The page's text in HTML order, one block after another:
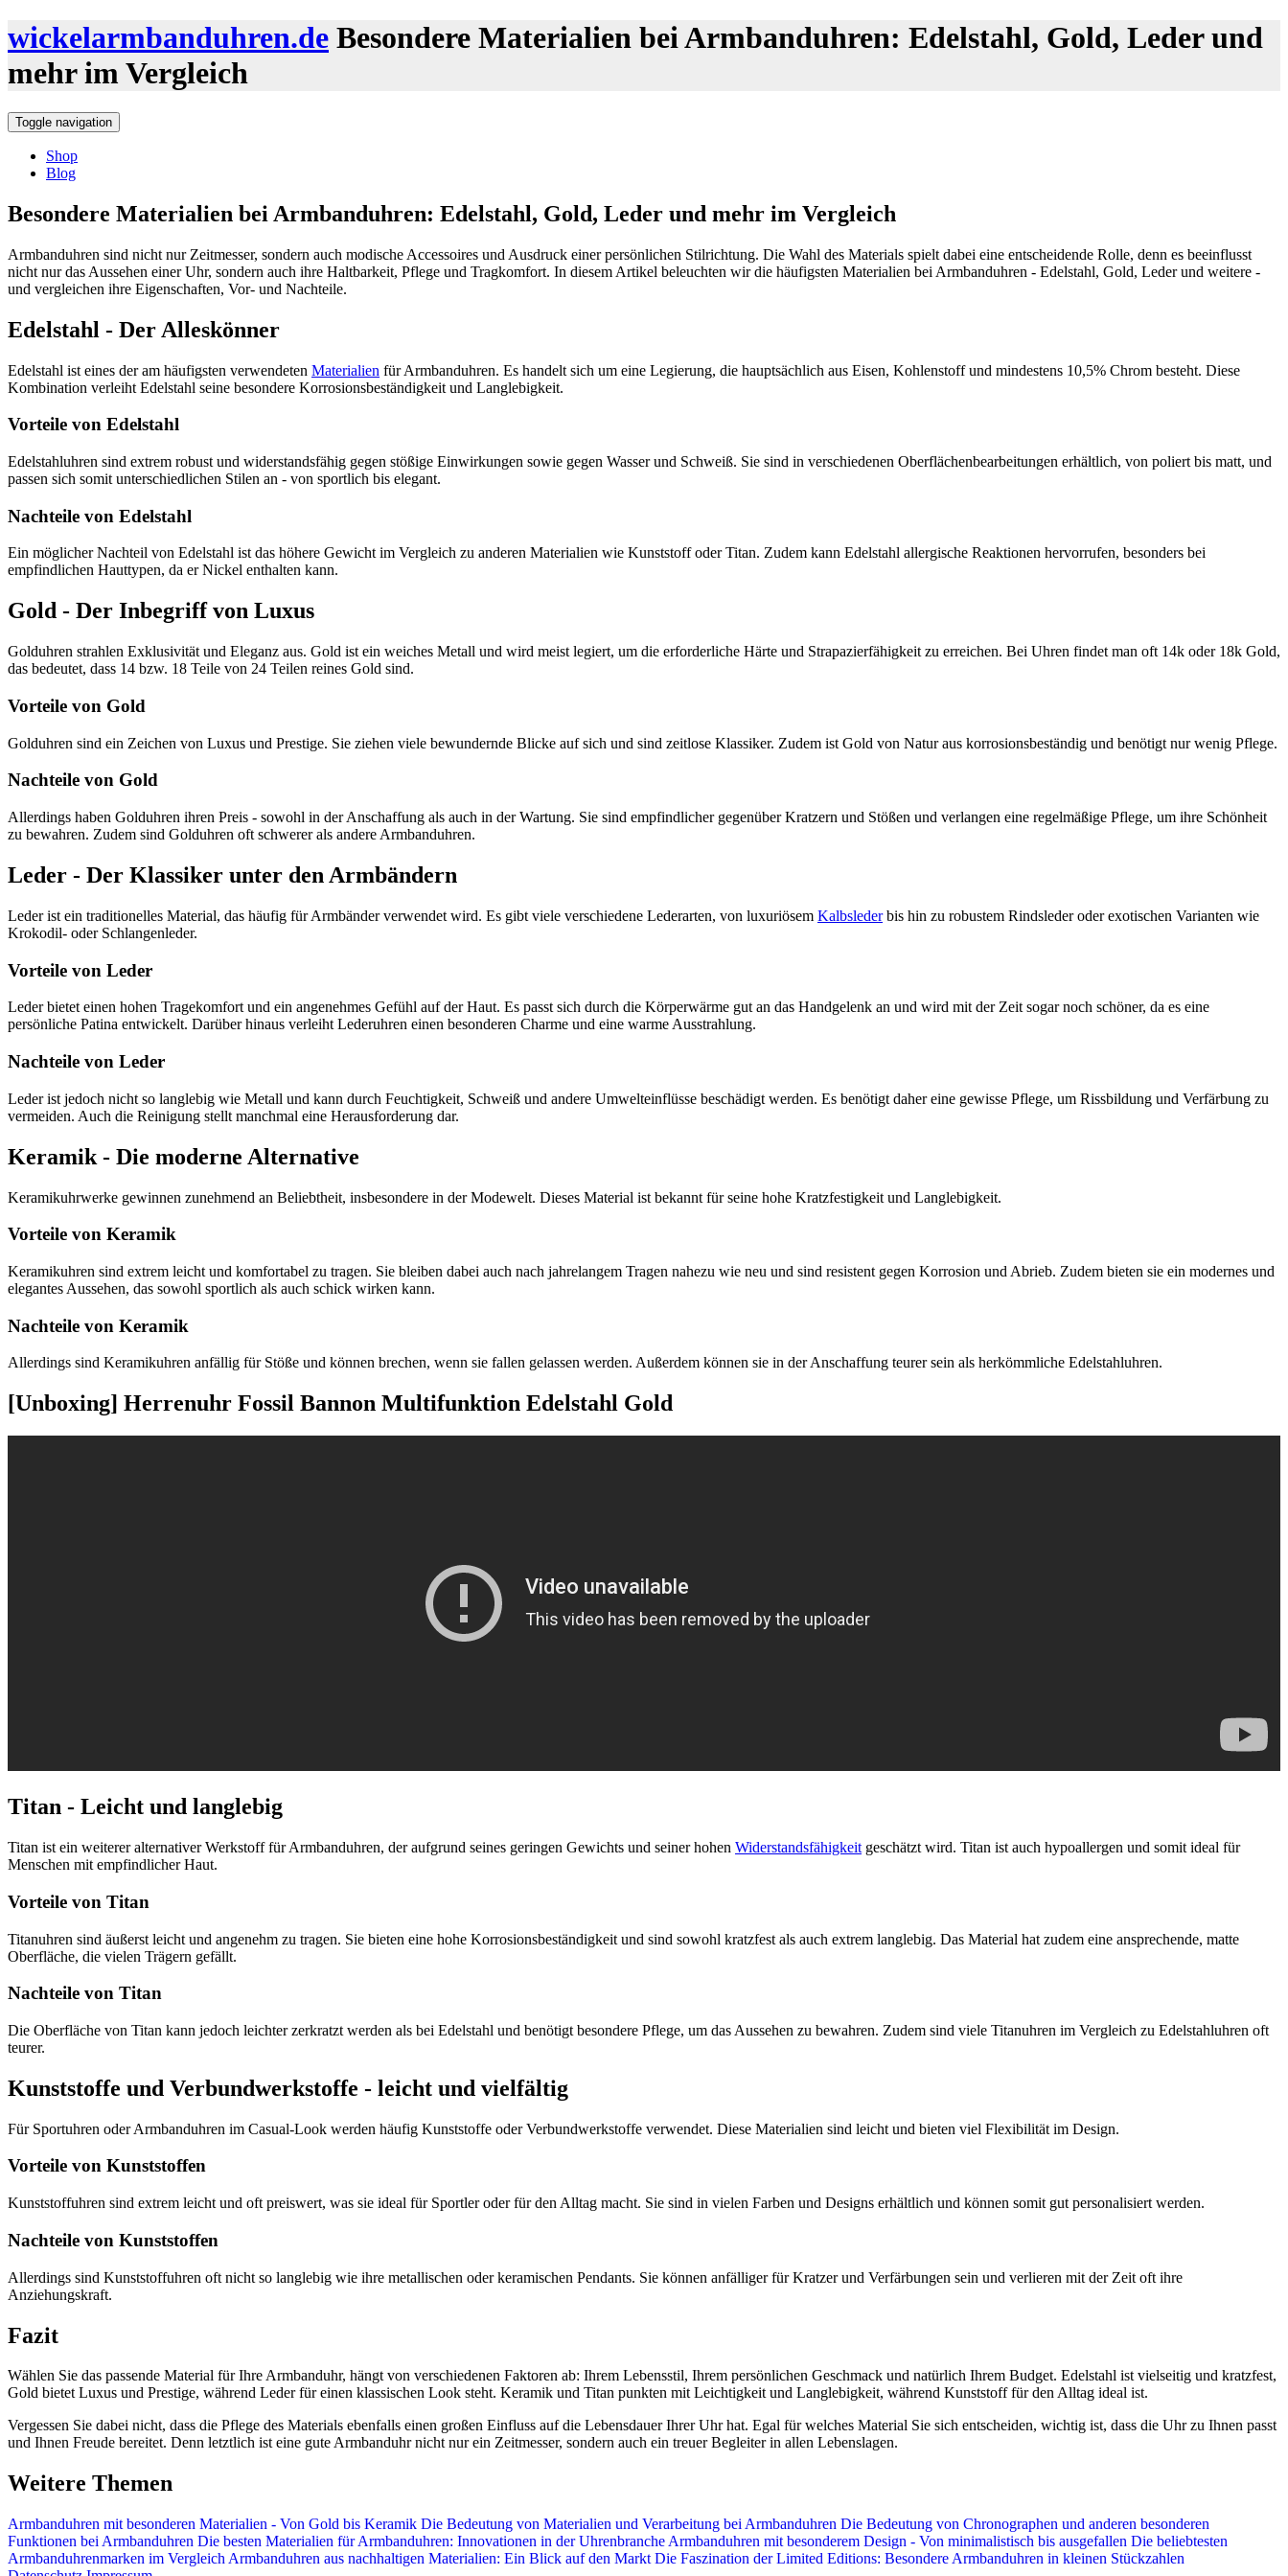
wickelarmbanduhren.de Besondere Materialien bei Armbanduhren: Edelstahl, Gold, Leder und
mehr im Vergleich
Toggle navigation
Shop
Blog
Besondere Materialien bei Armbanduhren: Edelstahl, Gold, Leder und mehr im Vergleich
Armbanduhren sind nicht nur Zeitmesser, sondern auch modische Accessoires und Ausdruck einer persönlichen Stilrichtung. Die Wahl des Materials spielt dabei eine entscheidende Rolle, denn es beeinflusst
nicht nur das Aussehen einer Uhr, sondern auch ihre Haltbarkeit, Pflege und Tragkomfort. In diesem Artikel beleuchten wir die häufigsten Materialien bei Armbanduhren - Edelstahl, Gold, Leder und weitere -
und vergleichen ihre Eigenschaften, Vor- und Nachteile.
Edelstahl - Der Alleskönner
Edelstahl ist eines der am häufigsten verwendeten Materialien für Armbanduhren. Es handelt sich um eine Legierung, die hauptsächlich aus Eisen, Kohlenstoff und mindestens 10,5% Chrom besteht. Diese
Kombination verleiht Edelstahl seine besondere Korrosionsbeständigkeit und Langlebigkeit.
Vorteile von Edelstahl
Edelstahluhren sind extrem robust und widerstandsfähig gegen stößige Einwirkungen sowie gegen Wasser und Schweiß. Sie sind in verschiedenen Oberflächenbearbeitungen erhältlich, von poliert bis matt, und
passen sich somit unterschiedlichen Stilen an - von sportlich bis elegant.
Nachteile von Edelstahl
Ein möglicher Nachteil von Edelstahl ist das höhere Gewicht im Vergleich zu anderen Materialien wie Kunststoff oder Titan. Zudem kann Edelstahl allergische Reaktionen hervorrufen, besonders bei
empfindlichen Hauttypen, da er Nickel enthalten kann.
Gold - Der Inbegriff von Luxus
Golduhren strahlen Exklusivität und Eleganz aus. Gold ist ein weiches Metall und wird meist legiert, um die erforderliche Härte und Strapazierfähigkeit zu erreichen. Bei Uhren findet man oft 14k oder 18k Gold,
das bedeutet, dass 14 bzw. 18 Teile von 24 Teilen reines Gold sind.
Vorteile von Gold
Golduhren sind ein Zeichen von Luxus und Prestige. Sie ziehen viele bewundernde Blicke auf sich und sind zeitlose Klassiker. Zudem ist Gold von Natur aus korrosionsbeständig und benötigt nur wenig Pflege.
Nachteile von Gold
Allerdings haben Golduhren ihren Preis - sowohl in der Anschaffung als auch in der Wartung. Sie sind empfindlicher gegenüber Kratzern und Stößen und verlangen eine regelmäßige Pflege, um ihre Schönheit
zu bewahren. Zudem sind Golduhren oft schwerer als andere Armbanduhren.
Leder - Der Klassiker unter den Armbändern
Leder ist ein traditionelles Material, das häufig für Armbänder verwendet wird. Es gibt viele verschiedene Lederarten, von luxuriösem Kalbslederbis hin zu robustem Rindsleder oder exotischen Varianten wie
Krokodil- oder Schlangenleder.
Vorteile von Leder
Leder bietet einen hohen Tragekomfort und ein angenehmes Gefühl auf der Haut. Es passt sich durch die Körperwärme gut an das Handgelenk an und wird mit der Zeit sogar noch schöner, da es eine
persönliche Patina entwickelt. Darüber hinaus verleiht Lederuhren einen besonderen Charme und eine warme Ausstrahlung.
Nachteile von Leder
Leder ist jedoch nicht so langlebig wie Metall und kann durch Feuchtigkeit, Schweiß und andere Umwelteinflüsse beschädigt werden. Es benötigt daher eine gewisse Pflege, um Rissbildung und Verfärbung zu
vermeiden. Auch die Reinigung stellt manchmal eine Herausforderung dar.
Keramik - Die moderne Alternative
Keramikuhrwerke gewinnen zunehmend an Beliebtheit, insbesondere in der Modewelt. Dieses Material ist bekannt für seine hohe Kratzfestigkeit und Langlebigkeit.
Vorteile von Keramik
Keramikuhren sind extrem leicht und komfortabel zu tragen. Sie bleiben dabei auch nach jahrelangem Tragen nahezu wie neu und sind resistent gegen Korrosion und Abrieb. Zudem bieten sie ein modernes und
elegantes Aussehen, das sowohl sportlich als auch schick wirken kann.
Nachteile von Keramik
Allerdings sind Keramikuhren anfällig für Stöße und können brechen, wenn sie fallen gelassen werden. Außerdem können sie in der Anschaffung teurer sein als herkömmliche Edelstahluhren.
[Unboxing] Herrenuhr Fossil Bannon Multifunktion Edelstahl Gold
Titan - Leicht und langlebig
Titan ist ein weiterer alternativer Werkstoff für Armbanduhren, der aufgrund seines geringen Gewichts und seiner hohen Widerstandsfähigkeit geschätzt wird. Titan ist auch hypoallergen und somit ideal für
Menschen mit empfindlicher Haut.
Vorteile von Titan
Titanuhren sind äußerst leicht und angenehm zu tragen. Sie bieten eine hohe Korrosionsbeständigkeit und sind sowohl kratzfest als auch extrem langlebig. Das Material hat zudem eine ansprechende, matte
Oberfläche, die vielen Trägern gefällt.
Nachteile von Titan
Die Oberfläche von Titan kann jedoch leichter zerkratzt werden als bei Edelstahl und benötigt besondere Pflege, um das Aussehen zu bewahren. Zudem sind viele Titanuhren im Vergleich zu Edelstahluhren oft
teurer.
Kunststoffe und Verbundwerkstoffe - leicht und vielfältig
Für Sportuhren oder Armbanduhren im Casual-Look werden häufig Kunststoffe oder Verbundwerkstoffe verwendet. Diese Materialien sind leicht und bieten viel Flexibilität im Design.
Vorteile von Kunststoffen
Kunststoffuhren sind extrem leicht und oft preiswert, was sie ideal für Sportler oder für den Alltag macht. Sie sind in vielen Farben und Designs erhältlich und können somit gut personalisiert werden.
Nachteile von Kunststoffen
Allerdings sind Kunststoffuhren oft nicht so langlebig wie ihre metallischen oder keramischen Pendants. Sie können anfälliger für Kratzer und Verfärbungen sein und verlieren mit der Zeit oft ihre
Anziehungskraft.
Fazit
Wählen Sie das passende Material für Ihre Armbanduhr, hängt von verschiedenen Faktoren ab: Ihrem Lebensstil, Ihrem persönlichen Geschmack und natürlich Ihrem Budget. Edelstahl ist vielseitig und kratzfest,
Gold bietet Luxus und Prestige, während Leder für einen klassischen Look steht. Keramik und Titan punkten mit Leichtigkeit und Langlebigkeit, während Kunststoff für den Alltag ideal ist.
Vergessen Sie dabei nicht, dass die Pflege des Materials ebenfalls einen großen Einfluss auf die Lebensdauer Ihrer Uhr hat. Egal für welches Material Sie sich entscheiden, wichtig ist, dass die Uhr zu Ihnen passt
und Ihnen Freude bereitet. Denn letztlich ist eine gute Armbanduhr nicht nur ein Zeitmesser, sondern auch ein treuer Begleiter in allen Lebenslagen.
Weitere Themen
Armbanduhren mit besonderen Materialien - Von Gold bis Keramik Die Bedeutung von Materialien und Verarbeitung bei Armbanduhren Die Bedeutung von Chronographen und anderen besonderen
Funktionen bei Armbanduhren Die besten Materialien für Armbanduhren: Innovationen in der Uhrenbranche Armbanduhren mit besonderem Design - Von minimalistisch bis ausgefallen Die beliebtesten
Armbanduhrenmarken im Vergleich Armbanduhren aus nachhaltigen Materialien: Ein Blick auf den Markt Die Faszination der Limited Editions: Besondere Armbanduhren in kleinen Stückzahlen